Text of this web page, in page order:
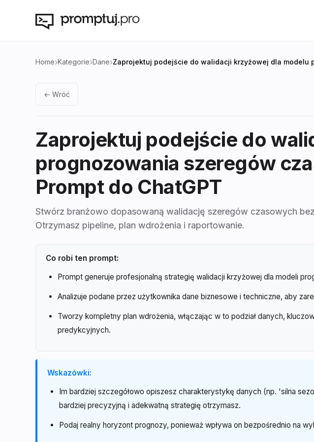
Home›Kategorie›Dane›Zaprojektuj podejście do walidacji krzyżowej dla
← Wróć
Zaprojektuj podejście do
prognozowania szeregów
Prompt do ChatGPT
Stwórz branżowo dopasowaną walidację szeregów czasowych
Otrzymasz pipeline, plan wdrożenia i raportowanie.
Co robi ten prompt:
Prompt generuje profesjonalną strategię walidacji krzyżowej dla modeli
Analizuje podane przez użytkownika dane biznesowe i techniczne, aby
Tworzy kompletny plan wdrożenia, włączając w to podział danych,
predykcyjnych.
Wskazówki:
Im bardziej szczegółowo opiszesz charakterystykę danych (np. 'silna
bardziej precyzyjną i adekwatną strategię otrzymasz.
Podaj realny horyzont prognozy, ponieważ wpływa on bezpośrednio na